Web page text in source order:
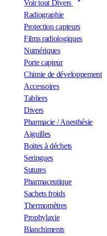
Voir tout Divers
Radiographie
Protection capteurs
Films radiologiques
Numériques
Porte capteur
Chimie de développement
Accessoires
Tabliers
Divers
Pharmacie / Anesthésie
Aiguilles
Boites à déchets
Seringues
Sutures
Pharmaceutique
Sachets froids
Thermomètres
Prophylaxie
Blanchiments